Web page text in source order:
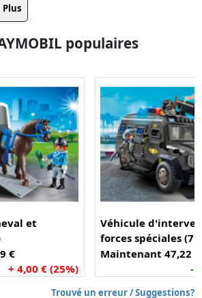
Plus
populaires
et
€
+ 4,00 € (25%)
Véhicule
forces spéciales
Maintenant 47,22 €
-
Trouvé un erreur / Suggestions?